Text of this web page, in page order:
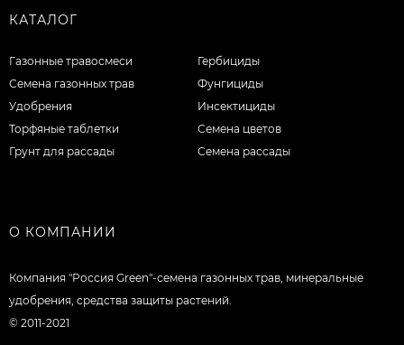
КАТАЛОГ
Газонные травосмеси
Семена газонных трав
Удобрения
Торфяные таблетки
Грунт для рассады
Гербициды
Фунгициды
Инсектициды
Семена цветов
Семена рассады
О КОМПАНИИ
Компания "Россия Green"-семена газонных трав, минеральные
удобрения, средства защиты растений.
© 2011-2021